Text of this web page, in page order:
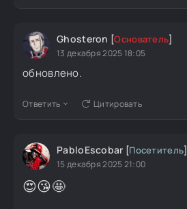
Ghosteron [Основатель]
13 декабря 2025 18:05
обновлено.
Ответить Цитировать
PabloEscobar [Посетитель]
15 декабря 2025 21:00
😍😘🤩